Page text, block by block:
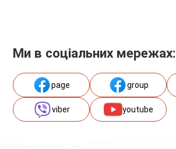
Ми в соціальних мережах:
page group
viber youtube